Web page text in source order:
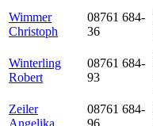
Wimmer
Christoph
08761 684-
36
Winterling
Robert
08761 684-
93
Zeiler
Angelika
08761 684-
96